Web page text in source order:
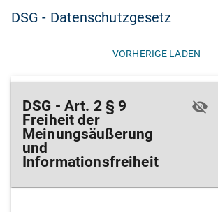
DSG - Datenschutzgesetz
VORHERIGE LADEN
DSG - Art. 2 § 9
Freiheit der
Meinungsäußerung
und
Informationsfreiheit
visibility_off